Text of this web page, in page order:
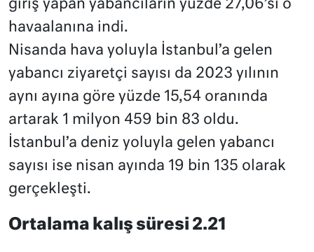
giriş yapan yabancıların yüzde 27,06’sı o
havaalanına indi.
Nisanda hava yoluyla İstanbul’a gelen
yabancı ziyaretçi sayısı da 2023 yılının
aynı ayına göre yüzde 15,54 oranında
artarak 1 milyon 459 bin 83 oldu.
İstanbul’a deniz yoluyla gelen yabancı
sayısı ise nisan ayında 19 bin 135 olarak
gerçekleşti.
Ortalama kalış süresi 2.21